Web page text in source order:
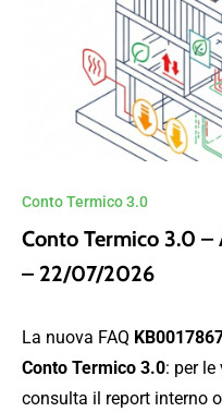
Conto Termico 3.0
Conto Termico 3.0 –
– 22/07/2026
La nuova FAQ
Conto Termico 3.0: per le
consulta il report interno